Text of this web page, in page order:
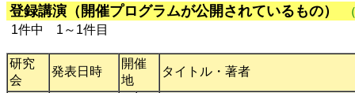
登録講演（開催プログラムが公開されているもの）
1件中 1～1件目
研究
会
発表日時
開催
地
タイトル・著者